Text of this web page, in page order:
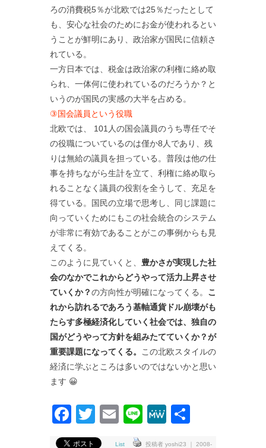
ろの消費税5％が北欧では25％だったとして
も、安心な社会のためにお金が使われるとい
うことが鮮明にあり、政治家が国民に信頼さ
れている。
一方日本では、税金は政治家の利権に絡め取
られ、一体何に使われているのだろうか？と
いうのが国民の実感の大半を占める。
③国会議員という役職
北欧では、 101人の国会議員のうち専任でそ
の役職についているのは僅か8人であり、残
りは無給の議員を担っている。普段は他の仕
事を持ちながら生計を立て、利権に絡め取ら
れることなく議員の役割を全うして、充足を
得ている。国民の立場で思考し、同じ課題に
向っていくためにもこの社会統合のシステム
が非常に有効であることがこの事例からも見
えてくる。
このように見ていくと、 豊かさが実現した社
会のなかでこれからどうやって活力上昇させ
ていくか？の方向性が明確になってくる。 こ
れから訪れるであろう基軸通貨ドル崩壊がも
たらす多極経済化していく社会では、独自の
国がどうやって方針を組みたてていくか？が
重要課題になってくる。
この北欧スタイルの
経済に学ぶところは多いのではないかと思い
ます 😀
Facebook
Twitter
EmailLineMeWe
List 投稿者 yoshi23 ｜ 2008-